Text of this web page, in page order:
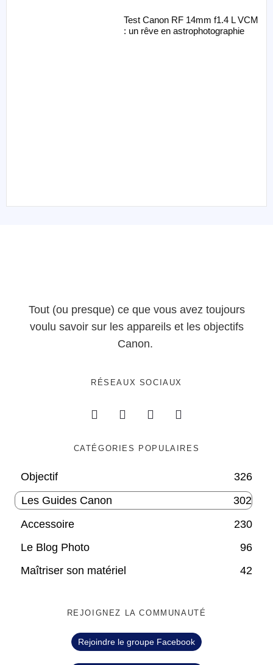
Test Canon RF 14mm f1.4 L VCM
: un rêve en astrophotographie
Tout (ou presque) ce que vous avez toujours
voulu savoir sur les appareils et les objectifs
Canon.
RÉSEAUX SOCIAUX
CATÉGORIES POPULAIRES
Objectif
326
Les Guides Canon
302
Accessoire
230
Le Blog Photo
96
Maîtriser son matériel
42
REJOIGNEZ LA COMMUNAUTÉ
Rejoindre le groupe Facebook